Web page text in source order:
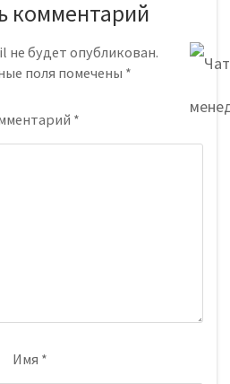
комментарий
не будет опубликован.
поля помечены *
*
Имя *